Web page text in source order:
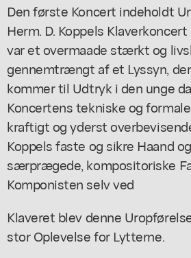
Den første Koncert indeholdt
Herm. D. Koppels Klaverkoncert
var et overmaade stærkt og
gennemtrængt af et Lyssyn,
kommer til Udtryk i den unge
Koncertens tekniske og
kraftigt og yderst
Koppels faste og sikre Haand
særprægede, kompositoriske
Komponisten selv ved
Klaveret blev denne
stor Oplevelse for Lytterne.